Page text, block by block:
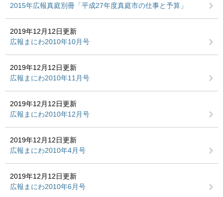
2015年広報真庭別冊「平成27年度真庭市の仕事と予算」
2019年12月12日更新
広報まにわ2010年10月号
2019年12月12日更新
広報まにわ2010年11月号
2019年12月12日更新
広報まにわ2010年12月号
2019年12月12日更新
広報まにわ2010年4月号
2019年12月12日更新
広報まにわ2010年6月号